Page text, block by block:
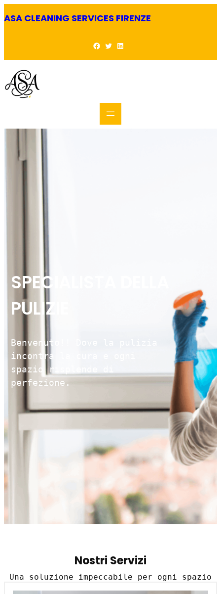
to
content
ASA CLEANING SERVICES FIRENZE
Facebook Twitter LinkedIn
SPECIALISTA DELLA
PULIZIE
Benvenuto!! Dove la pulizia
incontra la cura e ogni
spazio risplende di
perfezione.
Nostri Servizi
Una soluzione impeccabile per ogni spazio